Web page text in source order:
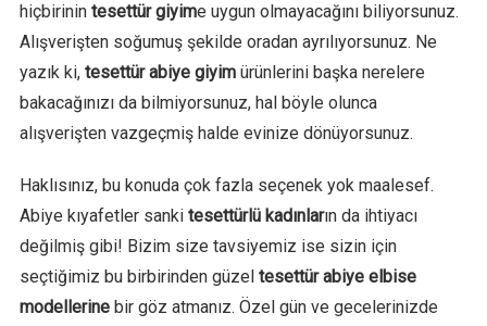
hiçbirinin tesettür giyime uygun olmayacağını biliyorsunuz.
Alışverişten soğumuş şekilde oradan ayrılıyorsunuz. Ne
yazık ki,tesettür abiye giyimürünlerini başka nerelere
bakacağınızı da bilmiyorsunuz, hal böyle olunca
alışverişten vazgeçmiş halde evinize dönüyorsunuz.
Haklısınız, bu konuda çok fazla seçenek yok maalesef.
Abiye kıyafetler sankitesettürlü kadınların da ihtiyacı
değilmiş gibi! Bizim size tavsiyemiz ise sizin için
seçtiğimiz bu birbirinden güzel tesettür abiye elbise
modellerinebir göz atmanız. Özel gün ve gecelerinizde